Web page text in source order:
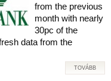
from the previous
month with nearly
30pc of the
data from the
TOVÁBB